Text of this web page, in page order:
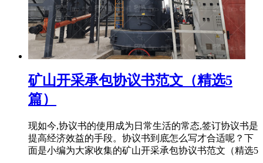
矿山开采承包协议书范文（精选5
篇）
现如今,协议书的使用成为日常生活的常态,签订协议书是
提高经济效益的手段。协议书到底怎么写才合适呢？下
面是小编为大家收集的矿山开采承包协议书范文（精选5